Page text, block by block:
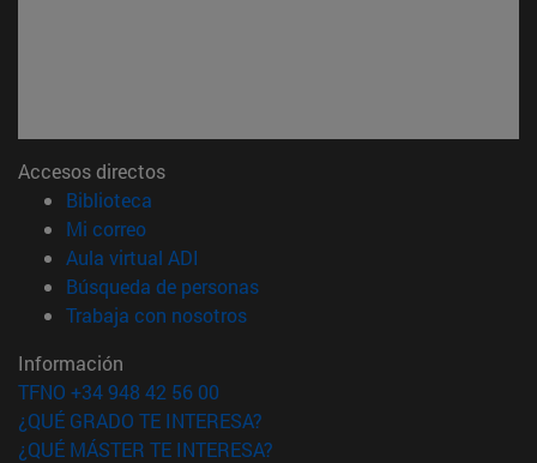
Accesos directos
Biblioteca
Mi correo(abre en nueva ventana)
Aula virtual ADI
Búsqueda de personas(abre en nueva ventana)
Trabaja con nosotros(abre en nueva ventana)
Información
TFNO +34 948 42 56 00
¿QUÉ GRADO TE INTERESA?
¿QUÉ MÁSTER TE INTERESA?